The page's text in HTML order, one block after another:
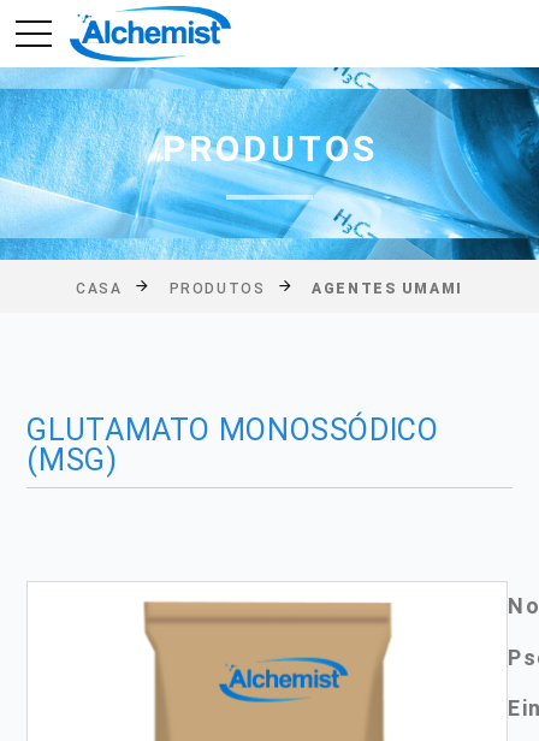
PRODUTOS
CASA PRODUTOS AGENTES UMAMI
GLUTAMATO MONOSSÓDICO
(MSG)